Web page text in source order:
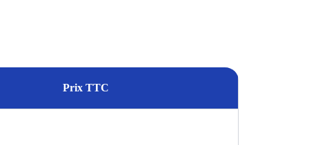
Prix TTC